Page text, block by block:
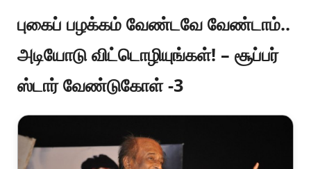
புகைப் பழக்கம் வேண்டவே வேண்டாம்..
அடியோடு விட்டொழியுங்கள்! – சூப்பர்
ஸ்டார் வேண்டுகோள் -3